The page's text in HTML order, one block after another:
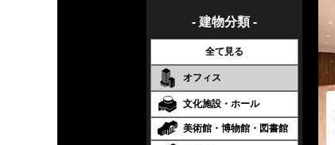
- 建物分類 -
全て見る
オフィス
文化施設・ホール
美術館・博物館・図書館